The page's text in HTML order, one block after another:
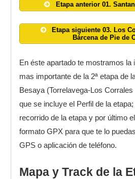
Etapa anterior 01.
Etapa siguiente 03. Los
Bárcena de Pie de
En éste apartado te mostramos la
mas importante de la 2ª etapa de
Besaya (Torrelavega-Los
que se incluye el Perfil de la
recorrido de la etapa y por último
formato GPX para que te lo
GPS o aplicación de teléfono.
Mapa y Track de la